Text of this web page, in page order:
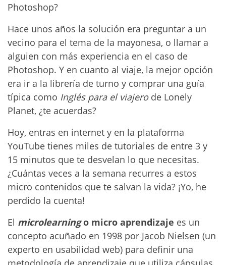
Photoshop?
Hace unos años la solución era preguntar a un
vecino para el tema de la mayonesa, o llamar a
alguien con más experiencia en el caso de
Photoshop. Y en cuanto al viaje, la mejor opción
era ir a la librería de turno y comprar una guía
típica como Inglés para el viajerode Lonely
Planet, ¿te acuerdas?
Hoy, entras en internet y en la plataforma
YouTube tienes miles de tutoriales de entre 3 y
15 minutos que te desvelan lo que necesitas.
¿Cuántas veces a la semana recurres a estos
micro contenidos que te salvan la vida? ¡Yo, he
perdido la cuenta!
El microlearningo micro aprendizaje es un
concepto acuñado en 1998 por Jacob Nielsen (un
experto en usabilidad web) para definir una